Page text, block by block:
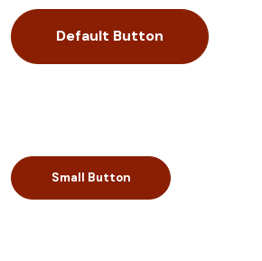
Default Button
Small Button